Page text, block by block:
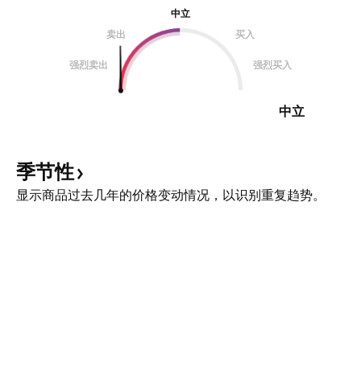
中立
卖出
买入
强烈卖出 强烈买入
中立
季节性
显示商品过去几年的价格变动情况，以识别重复趋势。